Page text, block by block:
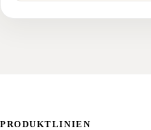
PRODUKTLINIEN